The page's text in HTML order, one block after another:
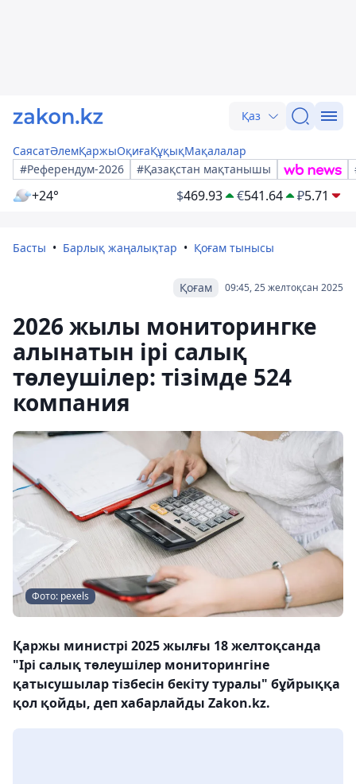
Қаз
СаясатӘлемҚаржыОқиғаҚұқықМақалалар
#Референдум-2026
#Қазақстан мақтанышы
+24° $469.93 €541.64 ₽5.71
Басты Барлық жаңалықтар Қоғам тынысы
09:45, 25 желтоқсан 2025
Қоғам
2026 жылы мониторингке
алынатын ірі салық
төлеушілер: тізімде 524
компания
Фото: pexels
Қаржы министрі 2025 жылғы 18 желтоқсанда
"Ірі салық төлеушілер мониторингіне
қатысушылар тізбесін бекіту туралы" бұйрыққа
қол қойды, деп хабарлайды Zakon.kz.